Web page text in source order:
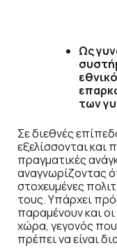
Ως
των
Σε διεθνές
εξελίσσονται και
πραγματικές
αναγνωρίζοντας
στοχευμένες
τους. Υπάρχει
παραμένουν και
χώρα, γεγονός
πρέπει να είναι